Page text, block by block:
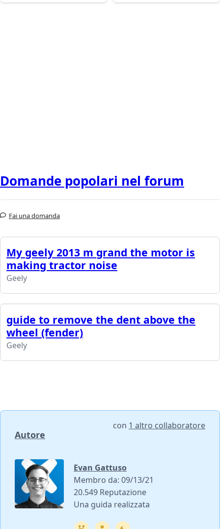
Domande popolari nel forum
Fai una domanda
My geely 2013 m grand the motor is
making tractor noise
Geely
guide to remove the dent above the
wheel (fender)
Geely
Autore
con 1 altro collaboratore
Evan Gattuso
Membro da: 09/13/21
20.549 Reputazione
Una guida realizzata